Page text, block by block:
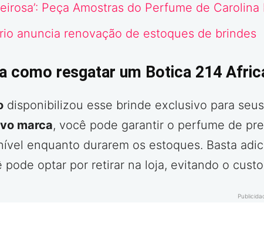
Peça Amostras do Perfume de Carolina
anuncia renovação de estoques de brindes
como resgatar um Botica 214
disponibilizou esse brinde exclusivo para
marca, você pode garantir o perfume de
enquanto durarem os estoques. Basta
pode optar por retirar na loja, evitando o